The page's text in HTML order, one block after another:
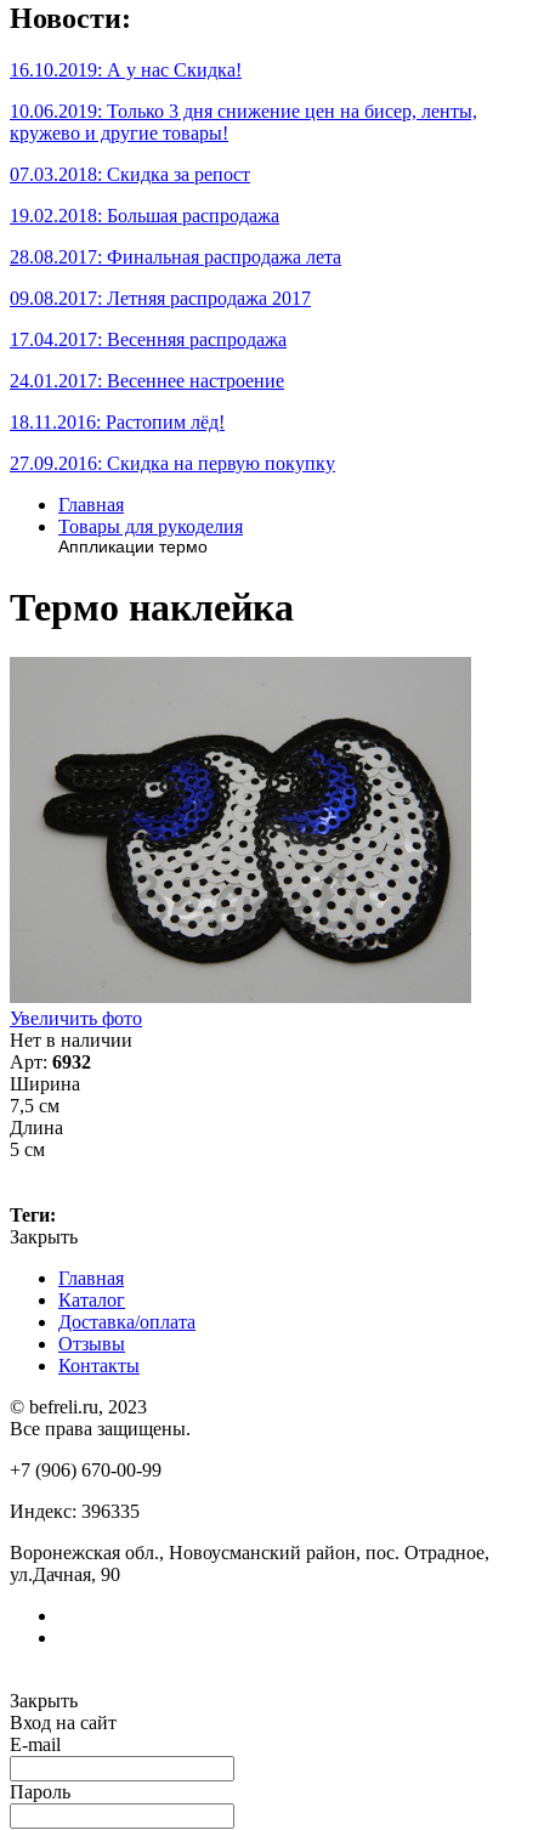
Новости:
16.10.2019: А у нас Скидка!
10.06.2019: Только 3 дня снижение цен на бисер, ленты,
кружево и другие товары!
07.03.2018: Скидка за репост
19.02.2018: Большая распродажа
28.08.2017: Финальная распродажа лета
09.08.2017: Летняя распродажа 2017
17.04.2017: Весенняя распродажа
24.01.2017: Весеннее настроение
18.11.2016: Растопим лёд!
27.09.2016: Скидка на первую покупку
Главная
Товары для рукоделия
Аппликации термо
Термо наклейка
Увеличить фото
Нет в наличии
Арт: 6932
Ширина
7,5 см
Длина
5 см
Теги:
Закрыть
Главная
Каталог
Доставка/оплата
Отзывы
Контакты
© befreli.ru, 2023
Все права защищены.
+7 (906) 670-00-99
Индекс: 396335
Воронежская обл., Новоусманский район, пос. Отрадное,
ул.Дачная, 90
Закрыть
Вход на сайт
E-mail
Пароль